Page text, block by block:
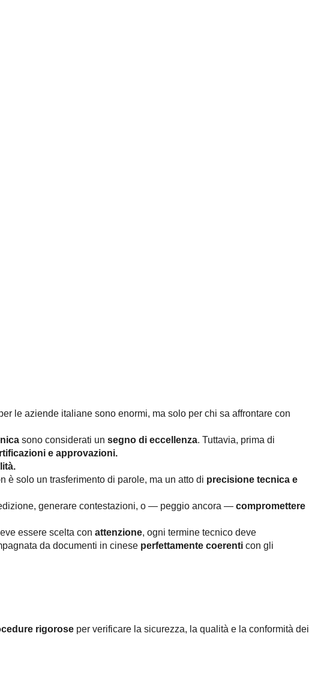
le aziende italiane sono enormi, ma solo per chi sa affrontare con
sono considerati un segno di eccellenza. Tuttavia, prima di
e approvazioni.
è solo un trasferimento di parole, ma un atto di precisione tecnica e
generare contestazioni, o — peggio ancora — compromettere
essere scelta con attenzione, ogni termine tecnico deve
da documenti in cinese perfettamente coerenti con gli
rigorose per verificare la sicurezza, la qualità e la conformità dei